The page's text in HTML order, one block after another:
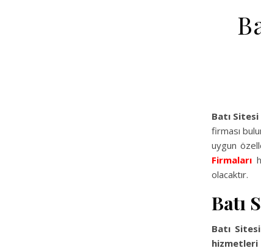
Batı Sitesi
firması
uygun
Firmaları
olacaktır.
Batı
Batı
hizmetleri